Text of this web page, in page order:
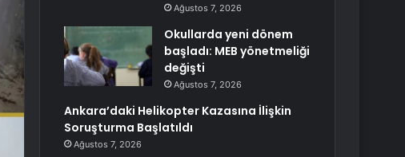
Ağustos 7, 2026
Okullarda yeni dönem
başladı: MEB yönetmeliği
değişti
Ağustos 7, 2026
Ankara’daki Helikopter Kazasına İlişkin
Soruşturma Başlatıldı
Ağustos 7, 2026